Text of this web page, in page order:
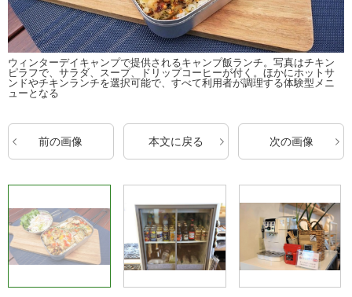
ウィンターデイキャンプで提供されるキャンプ飯ランチ。写真はチキン
ピラフで、サラダ、スープ、ドリップコーヒーが付く。ほかにホットサ
ンドやチキンランチを選択可能で、すべて利用者が調理する体験型メニ
ューとなる
前の画像 本文に戻る 次の画像